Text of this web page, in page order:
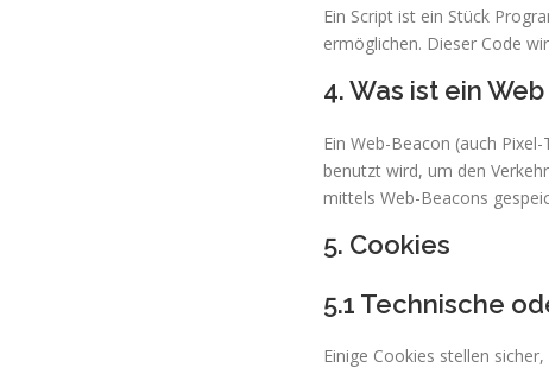
Ein Script ist ein Stück
ermöglichen. Dieser Code
4. Was ist ein
Ein Web-Beacon (auch
benutzt wird, um den
mittels Web-Beacons
5. Cookies
5.1 Technische
Einige Cookies stellen